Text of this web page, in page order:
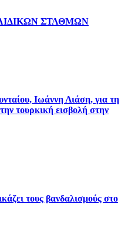
ΣΤΑΘΜΩΝ
Ιωάννη Λιάση, για τη
τουρκική εισβολή στην
τους βανδαλισμούς στο